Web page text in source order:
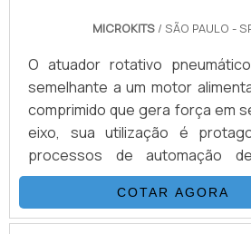
MICROKITS/ SÃO PAULO -
O atuador rotativo
semelhante a um motor
comprimido que gera força em
eixo, sua utilização é
processos de automação
industriais rotativas. A medida
torque (newton x
APLICAÇÃO DO ATUADOR
COTAR AGORA